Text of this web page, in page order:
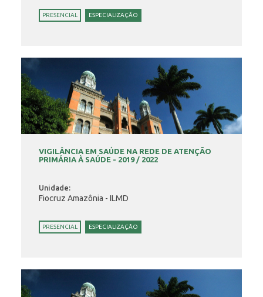
PRESENCIAL ESPECIALIZAÇÃO
VIGILÂNCIA EM SAÚDE NA REDE DE ATENÇÃO
PRIMÁRIA À SAÚDE - 2019 / 2022
Unidade:
Fiocruz Amazônia - ILMD
PRESENCIAL ESPECIALIZAÇÃO